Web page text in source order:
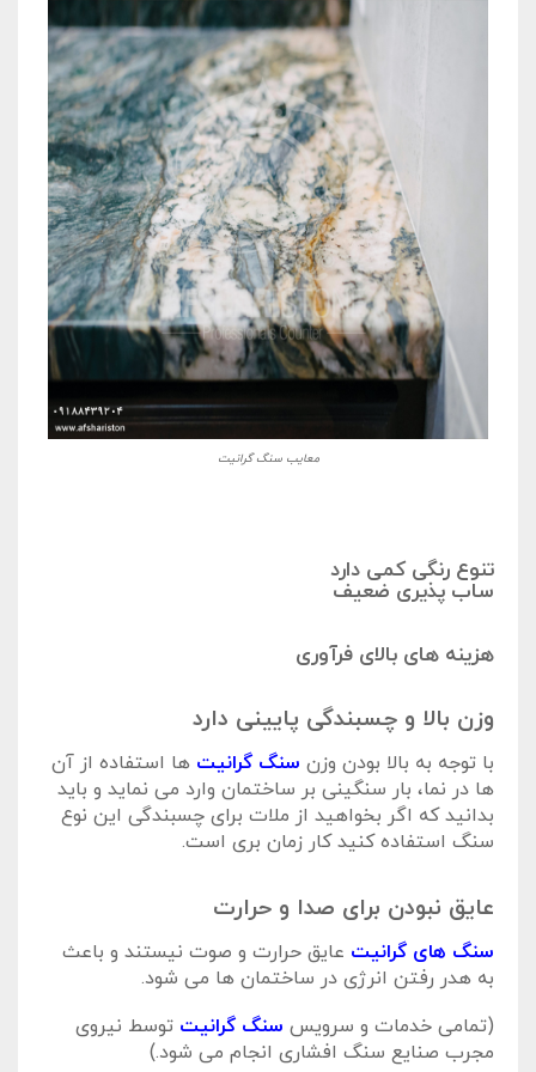
معایب سنگ گرانیت
تنوع رنگی کمی دارد
ساب پذیری ضعیف
هزینه های بالای فرآوری
وزن بالا و چسبندگی پایینی دارد
با توجه به بالا بودن وزن سنگ گرانیت ها استفاده از آن
ها در نما، بار سنگینی بر ساختمان وارد می نماید و باید
بدانید که اگر بخواهید از ملات برای چسبندگی این نوع
سنگ استفاده کنید کار زمان بری است.
عایق نبودن برای صدا و حرارت
سنگ های گرانیت عایق حرارت و صوت نیستند و باعث
به هدر رفتن انرژی در ساختمان ها می شود.
(تمامی خدمات و سرویس سنگ گرانیت توسط نیروی
مجرب صنایع سنگ افشاری انجام می شود.)